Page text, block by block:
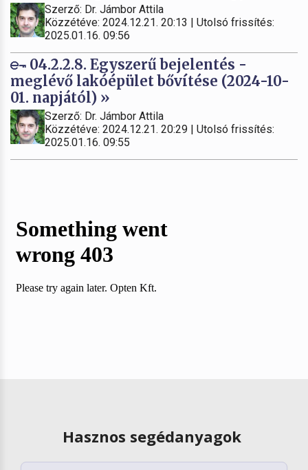
Szerző: Dr. Jámbor Attila
Közzétéve: 2024.12.21. 20:13 | Utolsó frissítés:
2025.01.16. 09:56
04.2.2.8. Egyszerű bejelentés -
meglévő lakóépület bővítése (2024-10-
01. napjától) »
Szerző: Dr. Jámbor Attila
Közzétéve: 2024.12.21. 20:29 | Utolsó frissítés:
2025.01.16. 09:55
Hasznos segédanyagok